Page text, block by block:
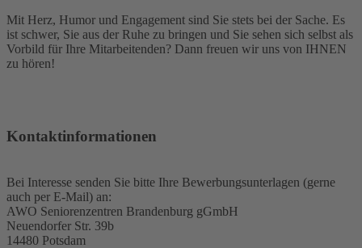
Mit Herz, Humor und Engagement sind Sie stets bei der Sache. Es
ist schwer, Sie aus der Ruhe zu bringen und Sie sehen sich selbst als
Vorbild für Ihre Mitarbeitenden? Dann freuen wir uns von IHNEN
zu hören!
Kontaktinformationen
Bei Interesse senden Sie bitte Ihre Bewerbungsunterlagen (gerne
auch per E-Mail) an:
AWO Seniorenzentren Brandenburg gGmbH
Neuendorfer Str. 39b
14480 Potsdam